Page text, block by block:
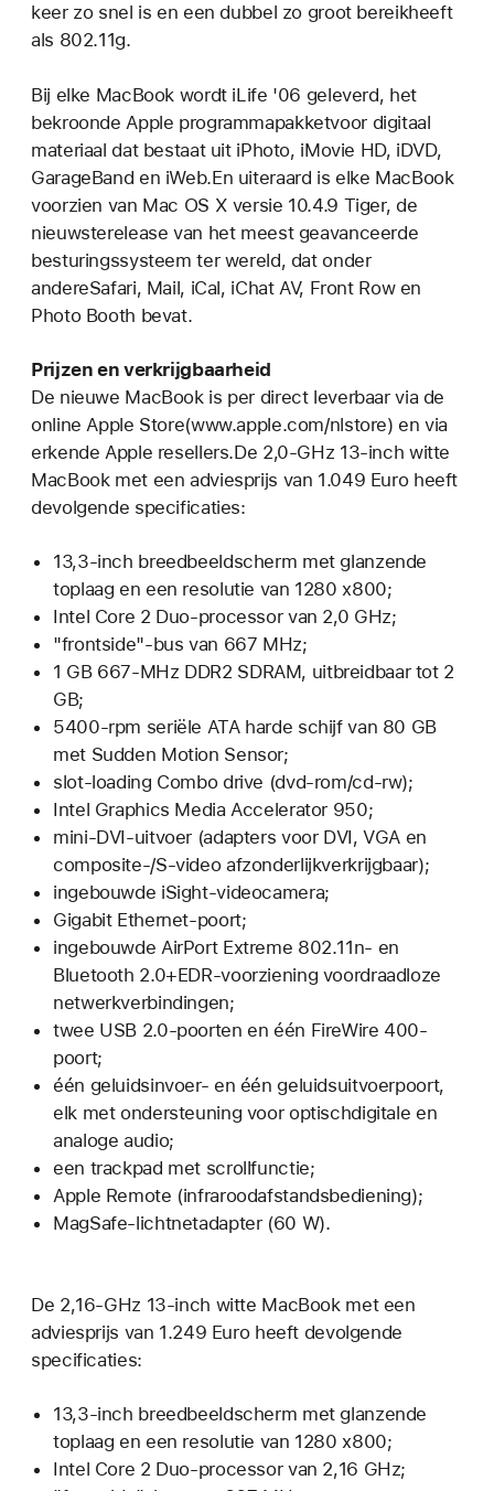
keer zo snel is en een dubbel zo groot bereikheeft
als 802.11g.
Bij elke MacBook wordt iLife '06 geleverd, het
bekroonde Apple programmapakketvoor digitaal
materiaal dat bestaat uit iPhoto, iMovie HD, iDVD,
GarageBand en iWeb.En uiteraard is elke MacBook
voorzien van Mac OS X versie 10.4.9 Tiger, de
nieuwsterelease van het meest geavanceerde
besturingssysteem ter wereld, dat onder
andereSafari, Mail, iCal, iChat AV, Front Row en
Photo Booth bevat.
Prijzen en verkrijgbaarheid
De nieuwe MacBook is per direct leverbaar via de
online Apple Store(www.apple.com/nlstore) en via
erkende Apple resellers.De 2,0-GHz 13-inch witte
MacBook met een adviesprijs van 1.049 Euro heeft
devolgende specificaties:
13,3-inch breedbeeldscherm met glanzende
toplaag en een resolutie van 1280 x800;
Intel Core 2 Duo-processor van 2,0 GHz;
"frontside"-bus van 667 MHz;
1 GB 667-MHz DDR2 SDRAM, uitbreidbaar tot 2
GB;
5400-rpm seriële ATA harde schijf van 80 GB
met Sudden Motion Sensor;
slot-loading Combo drive (dvd-rom/cd-rw);
Intel Graphics Media Accelerator 950;
mini-DVI-uitvoer (adapters voor DVI, VGA en
composite-/S-video afzonderlijkverkrijgbaar);
ingebouwde iSight-videocamera;
Gigabit Ethernet-poort;
ingebouwde AirPort Extreme 802.11n- en
Bluetooth 2.0+EDR-voorziening voordraadloze
netwerkverbindingen;
twee USB 2.0-poorten en één FireWire 400-
poort;
één geluidsinvoer- en één geluidsuitvoerpoort,
elk met ondersteuning voor optischdigitale en
analoge audio;
een trackpad met scrollfunctie;
Apple Remote (infraroodafstandsbediening);
MagSafe-lichtnetadapter (60 W).
De 2,16-GHz 13-inch witte MacBook met een
adviesprijs van 1.249 Euro heeft devolgende
specificaties:
13,3-inch breedbeeldscherm met glanzende
toplaag en een resolutie van 1280 x800;
Intel Core 2 Duo-processor van 2,16 GHz;